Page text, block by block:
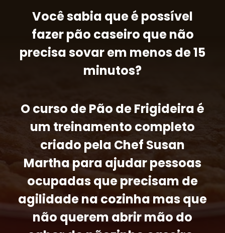
Você sabia que é possível
fazer pão caseiro que não
precisa sovar em menos de 15
minutos?
O curso de Pão de Frigideira é
um treinamento completo
criado pela Chef Susan
Marthapara ajudar pessoas
ocupadas que precisam de
agilidade na cozinha mas que
não querem abrir mão do